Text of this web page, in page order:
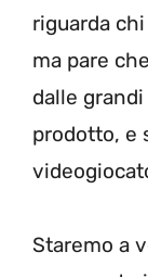
riguarda
ma pare
dalle
prodotto, e
Staremo a